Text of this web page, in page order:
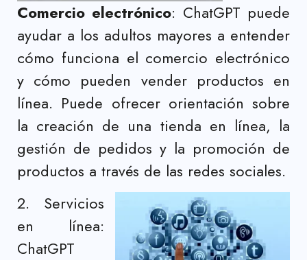
Comercio electrónico: ChatGPT puede
ayudar a los adultos mayores a entender
cómo funciona el comercio electrónico
y cómo pueden vender productos en
línea. Puede ofrecer orientación sobre
la creación de una tienda en línea, la
gestión de pedidos y la promoción de
productos a través de las redes sociales.
2. Servicios
en línea:
ChatGPT